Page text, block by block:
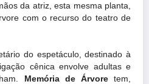
da atriz, esta mesma planta,
com o recurso do teatro de
do espetáculo, destinado à
cênica envolve adultas e
Memória de Árvoretem,